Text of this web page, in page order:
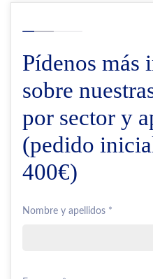
Pídenos más
sobre
por sector y
(pedido
400€)
Nombre y apellidos *